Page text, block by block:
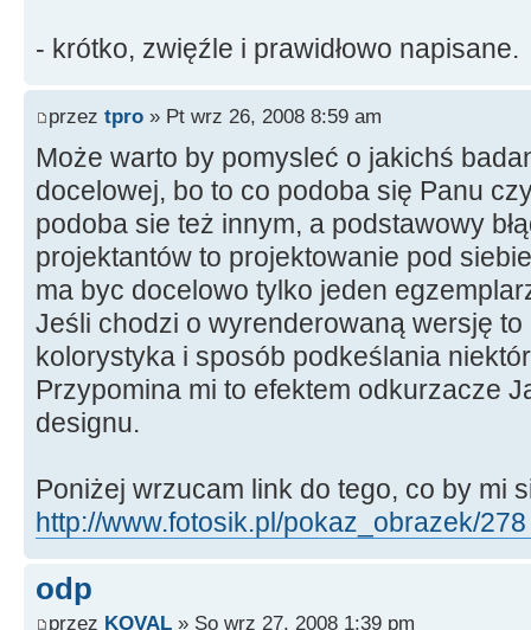
- krótko, zwięźle i prawidłowo napisane.
przez tpro » Pt wrz 26, 2008 8:59 am
Może warto by pomysleć o jakichś
docelowej, bo to co podoba się Panu
podoba sie też innym, a podstawowy
projektantów to projektowanie pod
ma byc docelowo tylko jeden
Jeśli chodzi o wyrenderowaną wersję
kolorystyka i sposób podkeślania
Przypomina mi to efektem odkurzacze
designu.
Poniżej wrzucam link do tego, co by mi
http://www.fotosik.pl/pokaz_obrazek/
odp
przez KOVAL » So wrz 27, 2008 1:39 pm